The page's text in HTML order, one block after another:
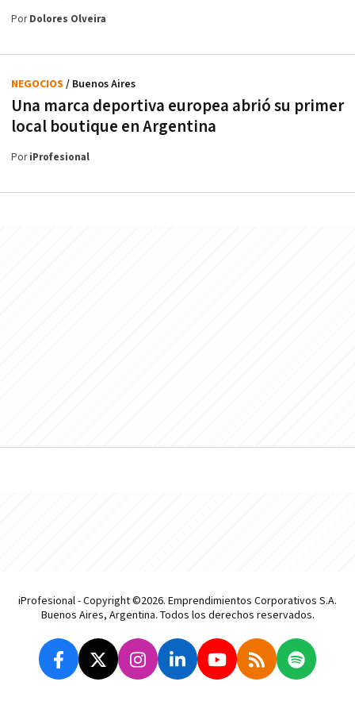
PorDolores Olveira
Una marca deportiva europea abrió su primer
local boutique en Argentina
NEGOCIOS / Buenos Aires
PoriProfesional
iProfesional - Copyright ©2026. Emprendimientos Corporativos S.A.
Buenos Aires, Argentina. Todos los derechos reservados.